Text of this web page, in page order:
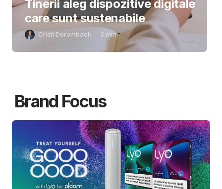
Tinerii aleg dispozitive digitale
care sunt sustenabile
Cristi Dorombach 3 min
Brand Focus